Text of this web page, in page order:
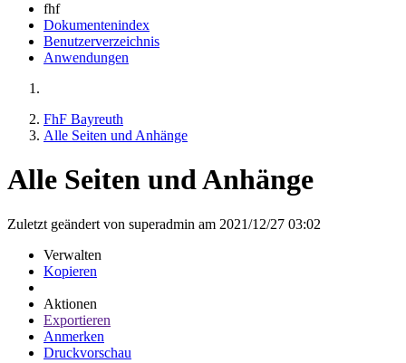
fhf
Dokumentenindex
Benutzerverzeichnis
Anwendungen
FhF Bayreuth
Alle Seiten und Anhänge
Alle Seiten und Anhänge
Zuletzt geändert von superadmin am 2021/12/27 03:02
Verwalten
Kopieren
Aktionen
Exportieren
Anmerken
Druckvorschau